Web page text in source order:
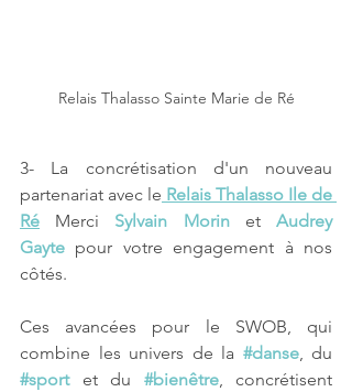
Relais Thalasso Sainte Marie de Ré
3- La concrétisation d'un nouveau
partenariat avec le Relais Thalasso Ile de
Ré Merci Sylvain Morin et Audrey
Gayte pour votre engagement à nos
côtés.
Ces avancées pour le SWOB, qui
combine les univers de la #danse
#sport et du #bienêtre, concrétisent